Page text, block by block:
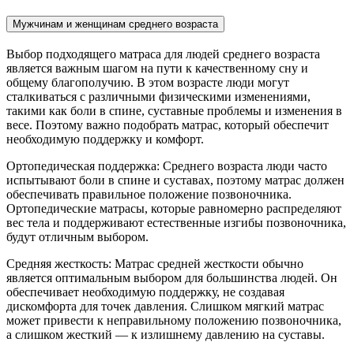
Мужчинам и женщинам среднего возраста
Выбор подходящего матраса для людей среднего возраста
является важным шагом на пути к качественному сну и
общему благополучию. В этом возрасте люди могут
сталкиваться с различными физическими изменениями,
такими как боли в спине, суставные проблемы и изменения в
весе. Поэтому важно подобрать матрас, который обеспечит
необходимую поддержку и комфорт.
Ортопедическая поддержка: Среднего возраста люди часто
испытывают боли в спине и суставах, поэтому матрас должен
обеспечивать правильное положение позвоночника.
Ортопедические матрасы, которые равномерно распределяют
вес тела и поддерживают естественные изгибы позвоночника,
будут отличным выбором.
Средняя жесткость: Матрас средней жесткости обычно
является оптимальным выбором для большинства людей. Он
обеспечивает необходимую поддержку, не создавая
дискомфорта для точек давления. Слишком мягкий матрас
может привести к неправильному положению позвоночника,
а слишком жесткий — к излишнему давлению на суставы.